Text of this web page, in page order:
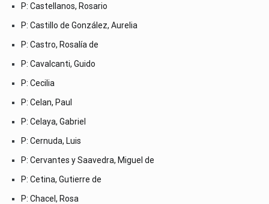
P: Castellanos, Rosario
P: Castillo de González, Aurelia
P: Castro, Rosalía de
P: Cavalcanti, Guido
P: Cecilia
P: Celan, Paul
P: Celaya, Gabriel
P: Cernuda, Luis
P: Cervantes y Saavedra, Miguel de
P: Cetina, Gutierre de
P: Chacel, Rosa